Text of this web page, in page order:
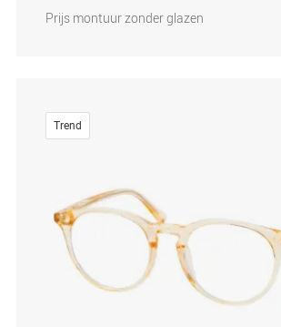
Prijs montuur zonder glazen
Trend